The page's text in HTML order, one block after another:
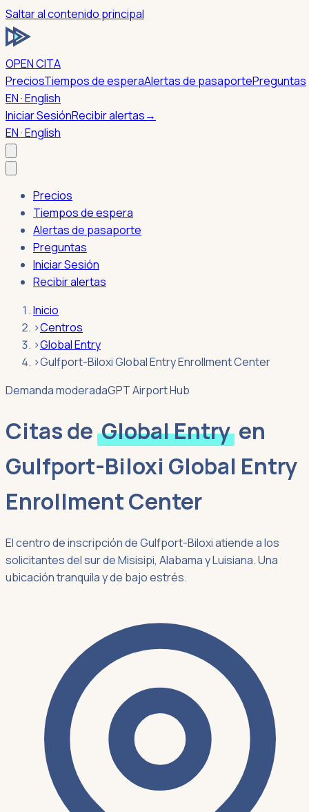
Saltar al contenido principal
OPEN CITA
PreciosTiempos de esperaAlertas de pasaportePreguntas
EN · English
Iniciar SesiónRecibir alertas→
EN · English
Precios
Tiempos de espera
Alertas de pasaporte
Preguntas
Iniciar Sesión
Recibir alertas
Inicio
›Centros
›Global Entry
›Gulfport-Biloxi Global Entry Enrollment Center
Demanda moderadaGPT Airport Hub
Citas de Global Entry en
Gulfport-Biloxi Global Entry
Enrollment Center
El centro de inscripción de Gulfport-Biloxi atiende a los
solicitantes del sur de Misisipi, Alabama y Luisiana. Una
ubicación tranquila y de bajo estrés.